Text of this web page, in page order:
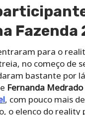
Fazenda
para o
no começo de
bastante por
Fernanda Medrado
, com pouco mais
o elenco do reality